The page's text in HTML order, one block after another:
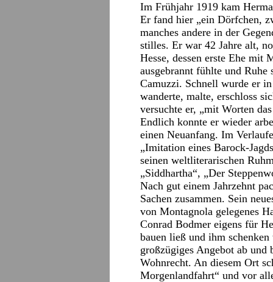
Im Frühjahr 1919 kam
Er fand hier „ein Dörfchen,
manches andere in der
stilles. Er war 42 Jahre alt,
Hesse, dessen erste Ehe mit
ausgebrannt fühlte und Ruhe
Camuzzi. Schnell wurde er
wanderte, malte, erschloss
versuchte er, „mit Worten
Endlich konnte er wieder
einen Neuanfang. Im
„Imitation eines Barock-
seinen weltliterarischen
„Siddhartha“, „Der
Nach gut einem Jahrzehnt
Sachen zusammen. Sein
von Montagnola gelegenes
Conrad Bodmer eigens für
bauen ließ und ihm
großzügiges Angebot ab und
Wohnrecht. An diesem Ort
Morgenlandfahrt“ und vor